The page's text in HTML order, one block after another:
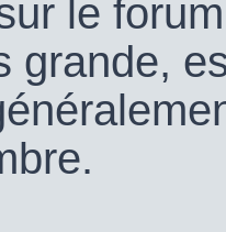
le
grande,